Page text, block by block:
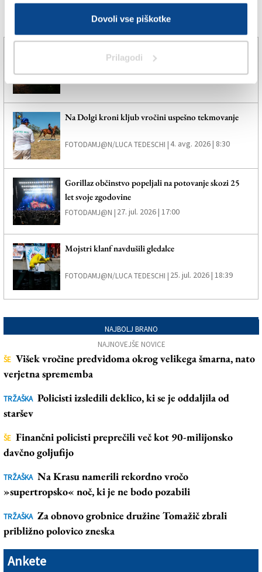
Dovoli vse piškotke
Prilagodi
5. avg. 2026 | 9:00
Na Dolgi kroni kljub vročini uspešno tekmovanje
FOTODAMJ@N/LUCA TEDESCHI |4. avg. 2026 | 8:30
Gorillaz občinstvo popeljali na potovanje skozi 25
let svoje zgodovine
FOTODAMJ@N | 27. jul. 2026 | 17:00
Mojstri klanf navdušili gledalce
FOTODAMJ@N/LUCA TEDESCHI | 25. jul. 2026 | 18:39
NAJBOLJ BRANO
NAJNOVEJŠE NOVICE
ŠE Višek vročine predvidoma okrog velikega šmarna, nato
verjetna sprememba
TRŽAŠKA Policisti izsledili deklico, ki se je oddaljila od
staršev
ŠE Finančni policisti preprečili več kot 90-milijonsko
davčno goljufijo
TRŽAŠKA Na Krasu namerili rekordno vročo
»supertropsko« noč, ki je ne bodo pozabili
TRŽAŠKA Za obnovo grobnice družine Tomažič zbrali
približno polovico zneska
Ankete